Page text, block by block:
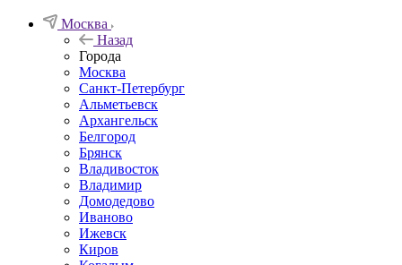
Москва
Назад
Города
Москва
Санкт-Петербург
Альметьевск
Архангельск
Белгород
Брянск
Владивосток
Владимир
Домодедово
Иваново
Ижевск
Киров